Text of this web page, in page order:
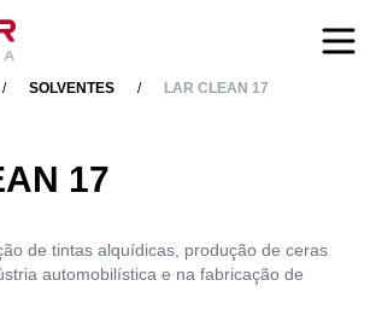
/ SOLVENTES / LAR CLEAN 17
17
de tintas alquídicas, produção de ceras
automobilística e na fabricação de